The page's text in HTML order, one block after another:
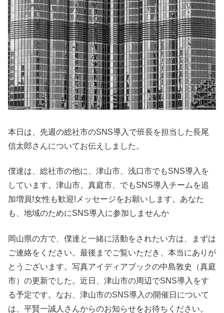
本日は、先週の総社市のSNS導入で班長を担当した長尾
信太郎さんについてお伝えしました。
僕達は、総社市の他に、津山市、浅口市でもSNS導入を
しています。津山市、真庭市、でもSNS導入チームを追
加増員!女性も歓迎!メッセージをお願いします。あなた
も、地域のためにSNS導入に参加しませんか
岡山県の方で、僕達と一緒に活動をされたい方は、まずは
ご連絡をください。最後までご覧いただき、本当にありが
とうございます。写真アイディアブックの中島敦史（真庭
市）の更新でした。近日、津山市の周辺でSNS導入をす
る予定です。なお、津山市のSNS導入の開催日について
は、平賢一誠人さんからのお知らせをお待ちください。